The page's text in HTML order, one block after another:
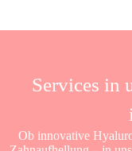
Services in
Ob innovative